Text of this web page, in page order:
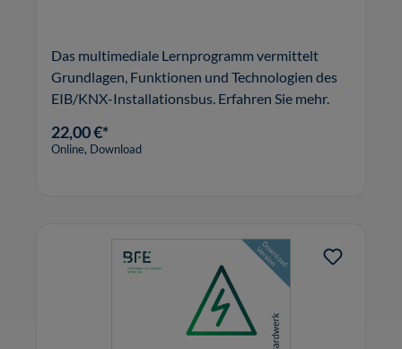
Das multimediale Lernprogramm vermittelt
Grundlagen, Funktionen und Technologien des
EIB/KNX-Installationsbus. Erfahren Sie mehr.
22,00 €*
Online, Download